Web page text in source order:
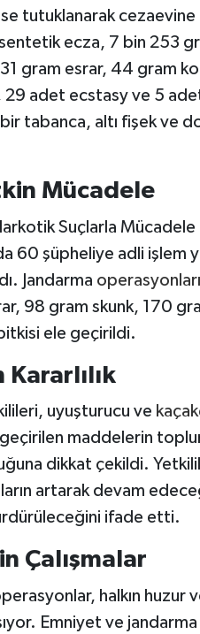
tutuklanarak
ecza, 7 bin 253
gram esrar, 44 gram
adet ecstasy ve 5
tabanca, altı fişek ve
Mücadele
Suçlarla
60 şüpheliye adli işlem
Jandarma
98 gram skunk, 170
ele geçirildi.
Kararlılık
uyuşturucu ve
maddelerin
dikkat çekildi.
artarak devam
ifade etti.
Çalışmalar
halkın huzur
Emniyet ve